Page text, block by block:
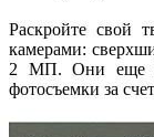
Раскройте свой
камерами:
2 МП. Они еще
фотосъемки за